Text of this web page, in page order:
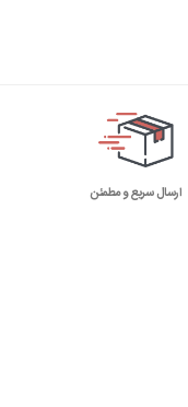
ارسال سریع و مطمئن